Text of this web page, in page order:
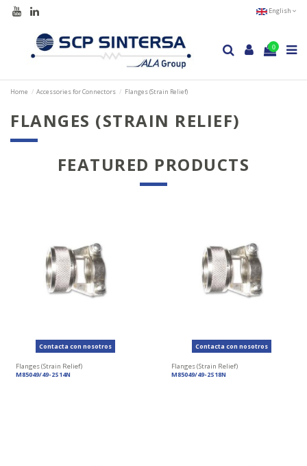
English
0
Home Accessories for Connectors Flanges (Strain Relief)
FLANGES (STRAIN RELIEF)
FEATURED PRODUCTS
Contacta con nosotros
Flanges (Strain Relief)
M85049/49-2S14N
Contacta con nosotros
Flanges (Strain Relief)
M85049/49-2S18N